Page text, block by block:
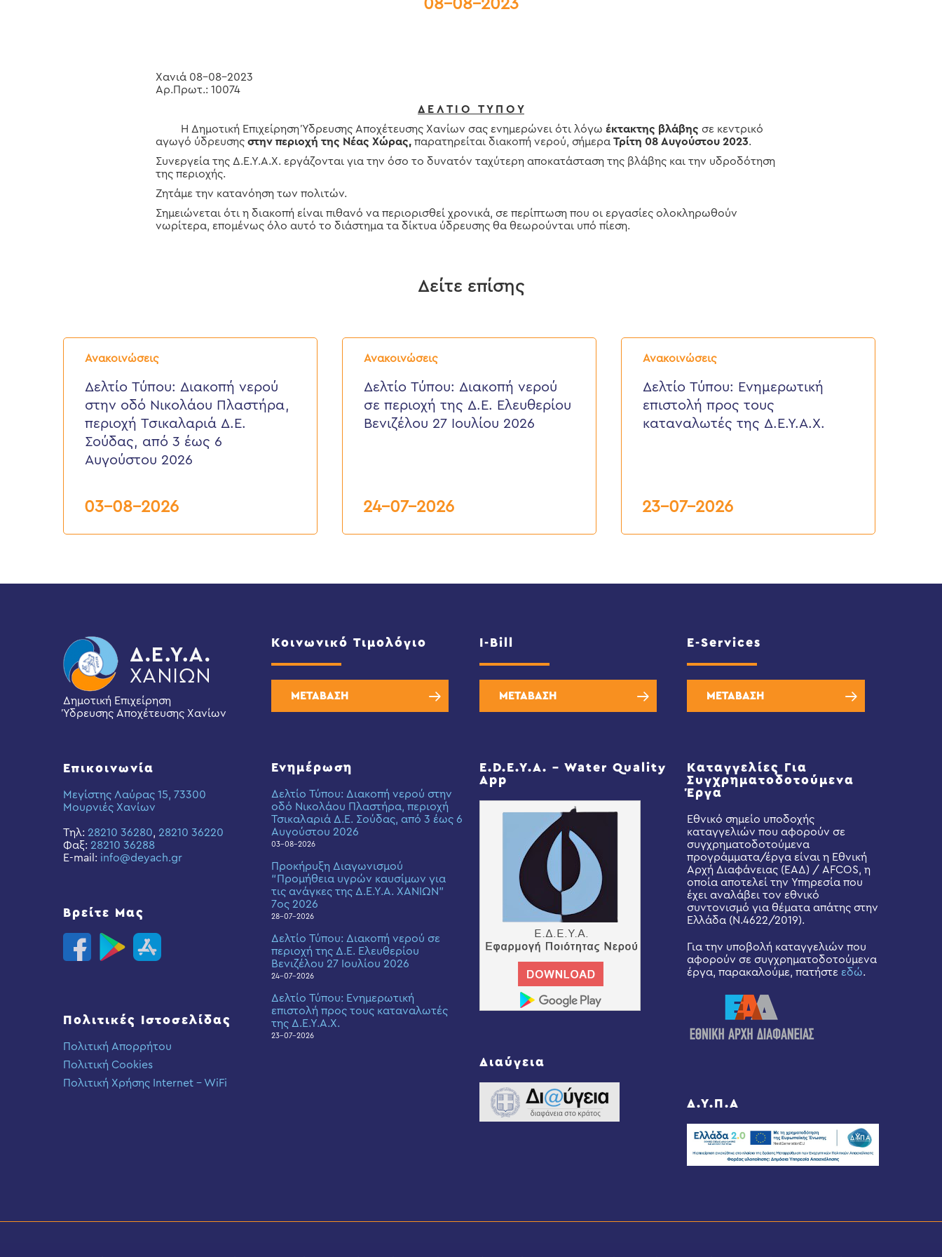
08-08-2023
Χανιά 08-08-2023
Αρ.Πρωτ.: 10074
Δ Ε Λ Τ Ι Ο Τ Υ Π Ο Υ
Η Δημοτική Επιχείρηση Ύδρευσης Αποχέτευσης Χανίων σας ενημερώνει ότι λόγω έκτακτης βλάβης σε κεντρικό
αγωγό ύδρευσης στην περιοχή της Νέας Χώρας, παρατηρείται διακοπή νερού, σήμερα Τρίτη 08 Αυγούστου 2023.
Συνεργεία της Δ.Ε.Υ.Α.Χ. εργάζονται για την όσο το δυνατόν ταχύτερη αποκατάσταση της βλάβης και την υδροδότηση
της περιοχής.
Ζητάμε την κατανόηση των πολιτών.
Σημειώνεται ότι η διακοπή είναι πιθανό να περιορισθεί χρονικά, σε περίπτωση που οι εργασίες ολοκληρωθούν
νωρίτερα, επομένως όλο αυτό το διάστημα τα δίκτυα ύδρευσης θα θεωρούνται υπό πίεση.
Δείτε επίσης
Ανακοινώσεις
Δελτίο
Τύπου:
νερού
στην
Νικολάου
Πλαστήρα,
περιοχή
Τσικαλαριά
6
Δελτίο Τύπου: Διακοπή νερού
στην οδό Νικολάου Πλαστήρα,
περιοχή Τσικαλαριά Δ.Ε.
Σούδας, από 3 έως 6
Αυγούστου 2026
03-08-2026
Ανακοινώσεις
Δελτίο
Τύπου:
νερού
περιοχή
Δελτίο Τύπου: Διακοπή νερού
σε περιοχή της Δ.Ε. Ελευθερίου
Βενιζέλου 27 Ιουλίου 2026
24-07-2026
Ανακοινώσεις
Δελτίο
Τύπου:
επιστολή
προς
τους
καταναλωτές
Δελτίο Τύπου: Eνημερωτική
επιστολή προς τους
καταναλωτές της Δ.Ε.Υ.Α.Χ.
23-07-2026
Δημοτική Επιχείρηση
Ύδρευσης Αποχέτευσης Χανίων
Επικοινωνία
Μεγίστης Λαύρας 15, 73300
Μουρνιές Χανίων
Τηλ: 28210 36280, 28210 36220
Φαξ: 28210 36288
E-mail: info@deyach.gr
Βρείτε Μας
Πολιτικές Ιστοσελίδας
Πολιτική Απορρήτου
Πολιτική Cookies
Πολιτική Χρήσης Internet – WiFi
Κοινωνικό Τιμολόγιο
ΜΕΤΑΒΑΣΗ
Ενημέρωση
Δελτίο Τύπου: Διακοπή νερού στην
οδό Νικολάου Πλαστήρα, περιοχή
Τσικαλαριά Δ.Ε. Σούδας, από 3 έως 6
Αυγούστου 2026
03-08-2026
Προκήρυξη Διαγωνισμού
“Προμήθεια υγρών καυσίμων για
τις ανάγκες της Δ.Ε.Υ.Α. ΧΑΝΙΩΝ”
7ος 2026
28-07-2026
Δελτίο Τύπου: Διακοπή νερού σε
περιοχή της Δ.Ε. Ελευθερίου
Βενιζέλου 27 Ιουλίου 2026
24-07-2026
Δελτίο Τύπου: Eνημερωτική
επιστολή προς τους καταναλωτές
της Δ.Ε.Υ.Α.Χ.
23-07-2026
I-Bill
ΜΕΤΑΒΑΣΗ
E.D.E.Y.A. – Water Quality
App
Διαύγεια
E-Services
ΜΕΤΑΒΑΣΗ
Καταγγελίες Για
Συγχρηματοδοτούμενα
Έργα
Εθνικό σημείο υποδοχής
καταγγελιών που αφορούν σε
συγχρηματοδοτούμενα
προγράμματα/έργα είναι η Εθνική
Αρχή Διαφάνειας (ΕΑΔ) / AFCOS, η
οποία αποτελεί την Υπηρεσία που
έχει αναλάβει τον εθνικό
συντονισμό για θέματα απάτης στην
Ελλάδα (Ν.4622/2019).
Για την υποβολή καταγγελιών που
αφορούν σε συγχρηματοδοτούμενα
έργα, παρακαλούμε, πατήστε εδώ.
Δ.Υ.Π.Α